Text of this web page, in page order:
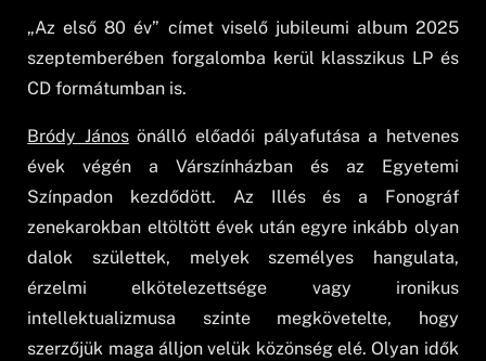
„Az első 80 év” címet viselő jubileumi album 2025
szeptemberében forgalomba kerül klasszikus LP és
CD formátumban is.
Bródy Jánosönálló előadói pályafutása a hetvenes
évek végén a Várszínházban és az Egyetemi
Színpadon kezdődött. Az Illés és a Fonográf
zenekarokban eltöltött évek után egyre inkább olyan
dalok születtek, melyek személyes hangulata,
érzelmi elkötelezettsége vagy ironikus
intellektualizmusa szinte megkövetelte, hogy
szerzőjük maga álljon velük közönség elé. Olyan idők